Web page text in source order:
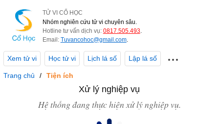
TỬ VI CỔ HỌC
Nhóm nghiên cứu tử vi chuyên sâu.
Hotline tư vấn dịch vụ: 0817.505.493.
Email: Tuvancohoc@gmail.com.
Xem tử vi Học tử vi Lịch lá số Lập lá số
Trang chủ Tiện ích
Xử lý nghiệp vụ
Hệ thống đang thực hiện xử lý nghiệp vụ.